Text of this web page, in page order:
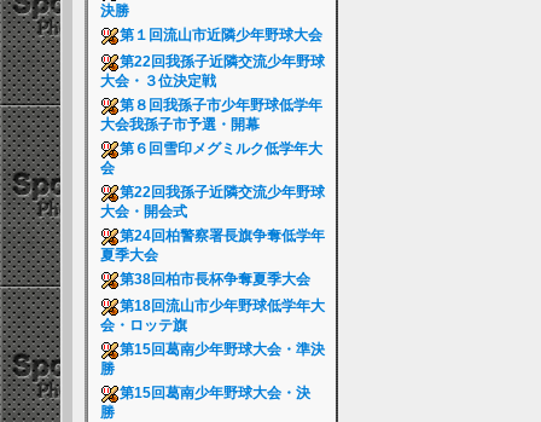
決勝
第１回流山市近隣少年野球大会
第22回我孫子近隣交流少年野球
大会・３位決定戦
第８回我孫子市少年野球低学年
大会我孫子市予選・開幕
第６回雪印メグミルク低学年大
会
第22回我孫子近隣交流少年野球
大会・開会式
第24回柏警察署長旗争奪低学年
夏季大会
第38回柏市長杯争奪夏季大会
第18回流山市少年野球低学年大
会・ロッテ旗
第15回葛南少年野球大会・準決
勝
第15回葛南少年野球大会・決
勝